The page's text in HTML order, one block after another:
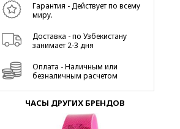
Гарантия - Действует по всему
миру.
Доставка - по Узбекистану
занимает 2-3 дня
Оплата - Наличным или
безналичным расчетом
ЧАСЫ ДРУГИХ БРЕНДОВ